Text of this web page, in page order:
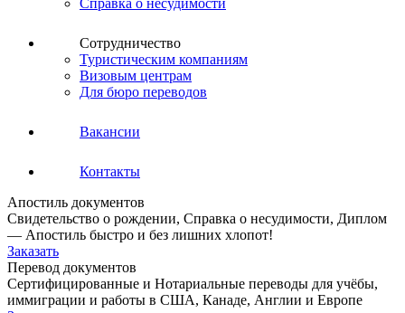
Сотрудничество
Туристическим компаниям
Визовым центрам
Для бюро переводов
Вакансии
Контакты
Апостиль документов
Свидетельство о рождении, Справка о несудимости, Диплом
— Апостиль быстро и без лишних хлопот!
Заказать
Перевод документов
Сертифицированные и Нотариальные переводы для учёбы,
иммиграции и работы в США, Канаде, Англии и Европе